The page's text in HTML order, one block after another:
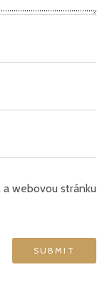
webovou stránku